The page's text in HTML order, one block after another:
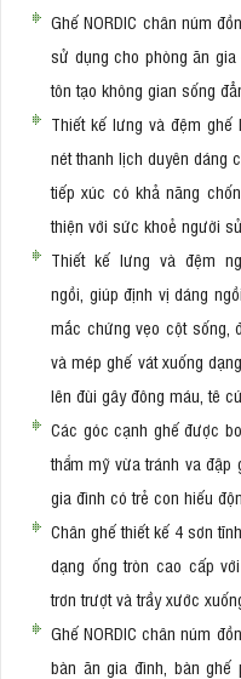
Ghế NORDIC chân núm
sử dụng cho phòng ăn gia
tôn tạo không gian sống
Thiết kế lưng và đệm ghế
nét thanh lịch duyên dáng
tiếp xúc có khả năng
thiện với sức khoẻ người
Thiết kế lưng và đệm
ngồi, giúp định vị dáng
mắc chứng vẹo cột sống,
và mép ghế vát xuống
lên đùi gây đông máu, tê
Các góc cạnh ghế được
thẩm mỹ vừa tránh va đập
gia đình có trẻ con hiếu
Chân ghế thiết kế 4 sơn
dạng ống tròn cao cấp
trơn trượt và trầy xước
Ghế NORDIC chân núm
bàn ăn gia đình, bàn ghế